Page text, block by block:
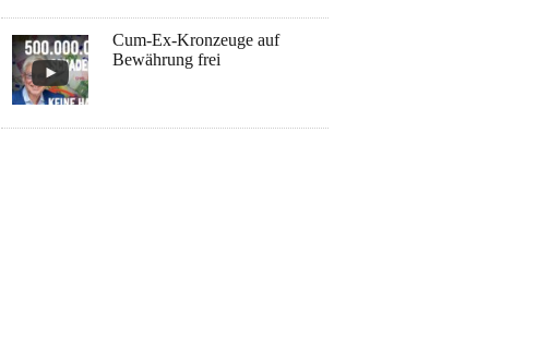
Cum-Ex-Kronzeuge auf
Bewährung frei